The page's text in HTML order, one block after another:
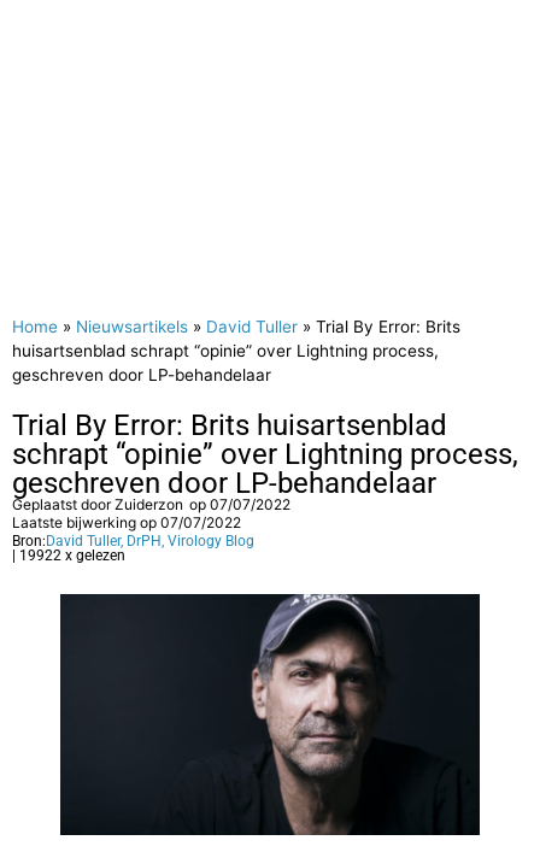
Home » Nieuwsartikels » David Tuller » Trial By Error: Brits
huisartsenblad schrapt “opinie” over Lightning process,
geschreven door LP-behandelaar
Trial By Error: Brits huisartsenblad
schrapt “opinie” over Lightning process,
geschreven door LP-behandelaar
Geplaatst doorZuiderzon op 07/07/2022
Laatste bijwerking op 07/07/2022
Bron: David Tuller, DrPH, Virology Blog
| 19922 x gelezen